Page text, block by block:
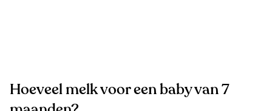
Hoeveel melk voor een baby van 7